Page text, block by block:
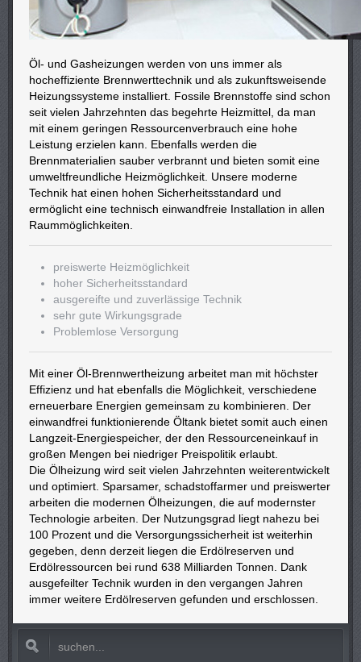
Öl- und Gasheizungen werden von uns immer als
hocheffiziente Brennwerttechnik und als zukunftsweisende
Heizungssysteme installiert. Fossile Brennstoffe sind schon
seit vielen Jahrzehnten das begehrte Heizmittel, da man
mit einem geringen Ressourcenverbrauch eine hohe
Leistung erzielen kann. Ebenfalls werden die
Brennmaterialien sauber verbrannt und bieten somit eine
umweltfreundliche Heizmöglichkeit. Unsere moderne
Technik hat einen hohen Sicherheitsstandard und
ermöglicht eine technisch einwandfreie Installation in allen
Raummöglichkeiten.
preiswerte Heizmöglichkeit
hoher Sicherheitsstandard
ausgereifte und zuverlässige Technik
sehr gute Wirkungsgrade
Problemlose Versorgung
Mit einer Öl-Brennwertheizung arbeitet man mit höchster
Effizienz und hat ebenfalls die Möglichkeit, verschiedene
erneuerbare Energien gemeinsam zu kombinieren. Der
einwandfrei funktionierende Öltank bietet somit auch einen
Langzeit-Energiespeicher, der den Ressourceneinkauf in
großen Mengen bei niedriger Preispolitik erlaubt.
Die Ölheizung wird seit vielen Jahrzehnten weiterentwickelt
und optimiert. Sparsamer, schadstoffarmer und preiswerter
arbeiten die modernen Ölheizungen, die auf modernster
Technologie arbeiten. Der Nutzungsgrad liegt nahezu bei
100 Prozent und die Versorgungssicherheit ist weiterhin
gegeben, denn derzeit liegen die Erdölreserven und
Erdölressourcen bei rund 638 Milliarden Tonnen. Dank
ausgefeilter Technik wurden in den vergangen Jahren
immer weitere Erdölreserven gefunden und erschlossen.